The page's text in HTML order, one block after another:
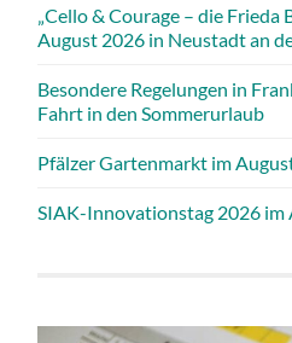
„Cello & Courage – die Frieda
August 2026 in Neustadt an
Besondere Regelungen in
Fahrt in den Sommerurlaub
Pfälzer Gartenmarkt im
SIAK-Innovationstag 2026 im